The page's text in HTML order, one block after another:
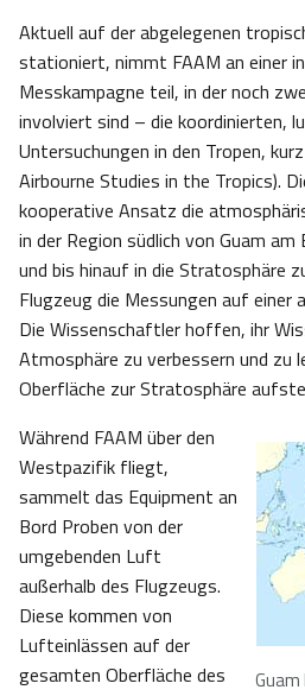
Aktuell auf der abgelegenen
stationiert, nimmt FAAM an einer
Messkampagne teil, in der noch
involviert sind – die koordinierten,
Untersuchungen in den Tropen,
Airbourne Studies in the Tropics).
kooperative Ansatz die
in der Region südlich von Guam
und bis hinauf in die Stratosphäre
Flugzeug die Messungen auf einer
Die Wissenschaftler hoffen, ihr
Atmosphäre zu verbessern und zu
Oberfläche zur Stratosphäre
Während FAAM über den
Westpazifik fliegt,
sammelt das Equipment an
Bord Proben von der
umgebenden Luft
außerhalb des Flugzeugs.
Diese kommen von
Lufteinlässen auf der
gesamten Oberfläche des